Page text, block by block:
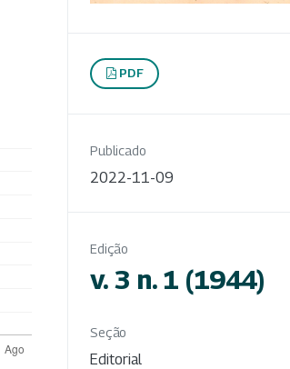
PDF
Publicado
2022-11-09
Edição
v. 3 n. 1 (1944)
Seção
Editorial